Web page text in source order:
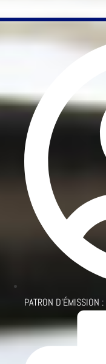
PATRON D'ÉMISSION :